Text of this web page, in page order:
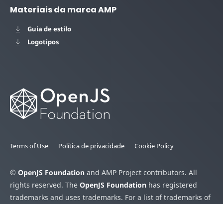
Materiais da marca AMP
Guia de estilo
Logotipos
Terms of Use Política de privacidade Cookie Policy
© OpenJS Foundation and AMP Project contributors. All
rights reserved. The OpenJS Foundation has registered
trademarks and uses trademarks. For a list of trademarks of